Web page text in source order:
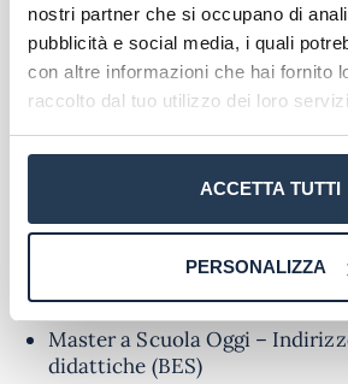
nostri partner che si occupano di
pubblicità e social media, i quali
con altre informazioni che hai fornito
raccolto dal tuo utilizzo dei loro
ACCETTA TUTTI
PERSONALIZZA
MOSTRA ALTRI
Oltre a quelli presenti in tabella,
anche una serie diMaster
Management della Scuola: il
Master a Scuola Oggi –
didattiche (BES)